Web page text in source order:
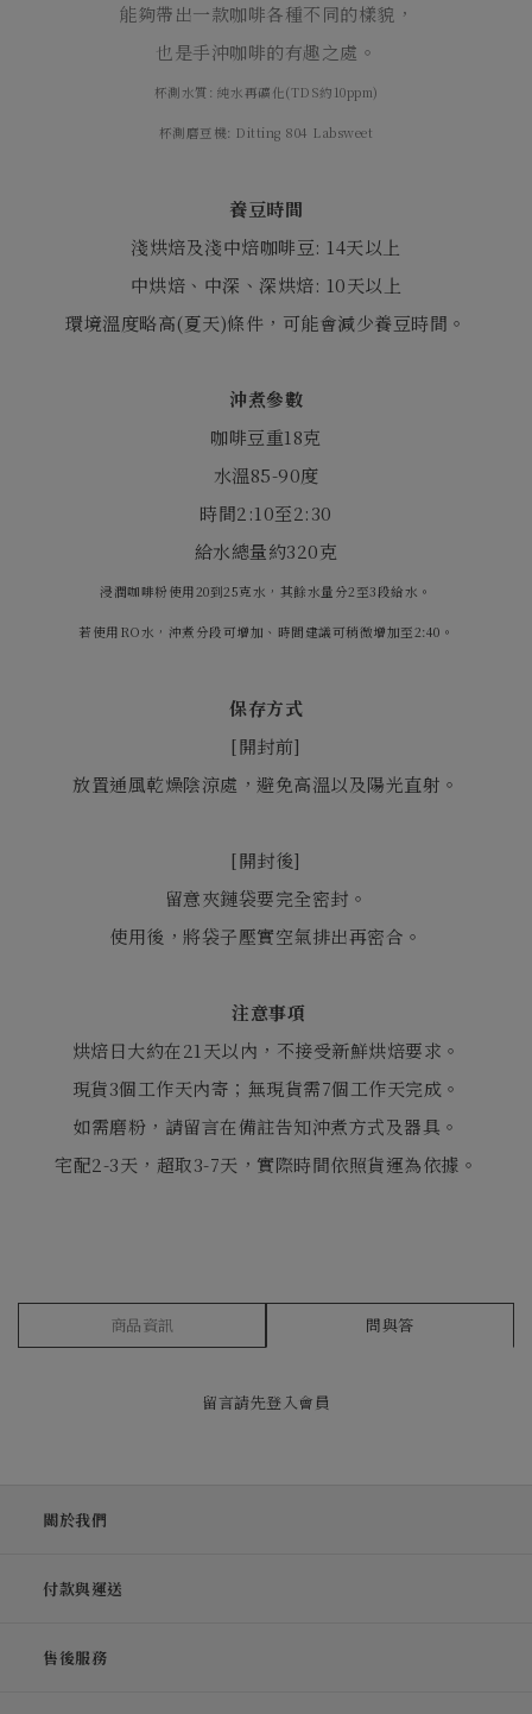
能夠帶出一款咖啡各種不同的樣貌，
也是手沖咖啡的有趣之處。
杯測水質: 純水再礦化(TDS約10ppm)
杯測磨豆機: Ditting 804 Labsweet
養豆時間
淺烘焙及淺中焙咖啡豆: 14天以上
中烘焙、中深、深烘焙: 10天以上
環境溫度略高(夏天)條件，可能會減少養豆時間。
沖煮參數
咖啡豆重18克
水溫85-90度
時間2:10至2:30
給水總量約320克
浸潤咖啡粉使用20到25克水，其餘水量分2至3段給水。
若使用RO水，沖煮分段可增加、時間建議可稍微增加至2:40。
保存方式
[開封前]
放置通風乾燥陰涼處，避免高溫以及陽光直射。
[開封後]
留意夾鏈袋要完全密封。
使用後，將袋子壓實空氣排出再密合。
注意事項
烘焙日大約在21天以內，不接受新鮮烘焙要求。
現貨3個工作天內寄；無現貨需7個工作天完成。
如需磨粉，請留言在備註告知沖煮方式及器具。
宅配2-3天，超取3-7天，實際時間依照貨運為依據。
商品資訊 問與答
留言請先登入會員
關於我們
付款與運送
售後服務